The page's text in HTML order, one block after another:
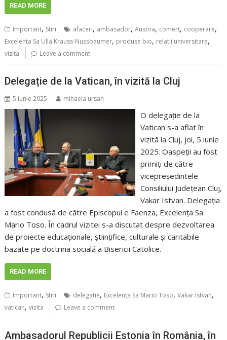
READ MORE
Important, Stiri afaceri, ambasador,Austria, comerț, cooperare,
Excelenta Sa Ulla Krauss-Nussbaumer, produse bio, relatii universitare,
vizita Leave a comment
Delegație de la Vatican, în vizită la Cluj
5 iunie 2025 mihaela.ursan
O delegație de la
Vatican s-a aflat în
vizită la Cluj, joi, 5 iunie
2025. Oaspeții au fost
primiți de către
vicepreședintele
Consiliului Județean Cluj,
Vakar Istvan. Delegația
a fost condusă de către Episcopul e Faenza, Excelența Sa
Mario Toso. În cadrul vizitei s-a discutat despre dezvoltarea
de proiecte educaționale, științifice, culturale și caritabile
bazate pe doctrina socială a Bisericii Catolice.
READ MORE
Important, Stiri delegatie, Excelența Sa Mario Toso,Vakar Istvan,
vatican,vizita Leave a comment
Ambasadorul Republicii Estonia în România, în